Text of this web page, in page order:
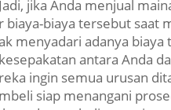
jika Anda menjual
biaya tersebut saat
menyadari adanya biaya
antara Anda
ingin semua urusan
siap menangani